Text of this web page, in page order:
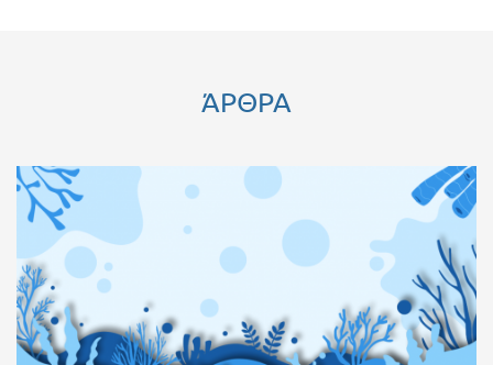
ΆΡΘΡΑ